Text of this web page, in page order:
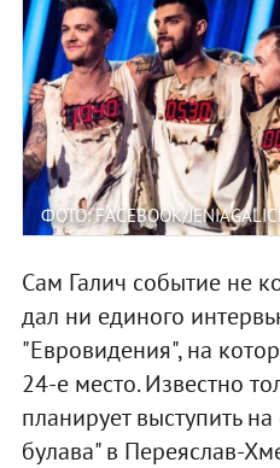
ФОТО: FACEBOOK/
Сам Галич событие не
дал ни единого
"Евровидения", на
24-е место. Известно
планирует выступить
булава" в Переяслав-